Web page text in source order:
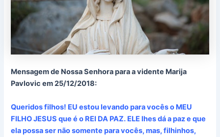
Mensagem de Nossa Senhora para a vidente Marija
Pavlovic em 25/12/2018:
Queridos filhos! EU estou levando para vocês o MEU
FILHO JESUS que é o REI DA PAZ. ELE lhes dá a paz e que
ela possa ser não somente para vocês, mas, filhinhos,